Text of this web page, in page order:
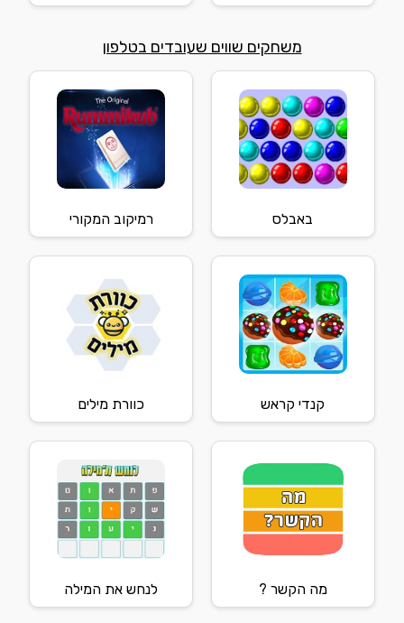
משחקים שווים שעובדים בטלפון
באבלס רמיקוב המקורי
קנדי קראש כוורת מילים
מה הקשר ? לנחש את המילה